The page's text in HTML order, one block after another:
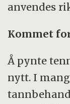
anvendes
Kommet
Å pynte
nytt. I